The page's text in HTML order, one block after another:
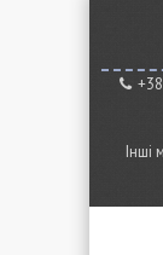
Інші